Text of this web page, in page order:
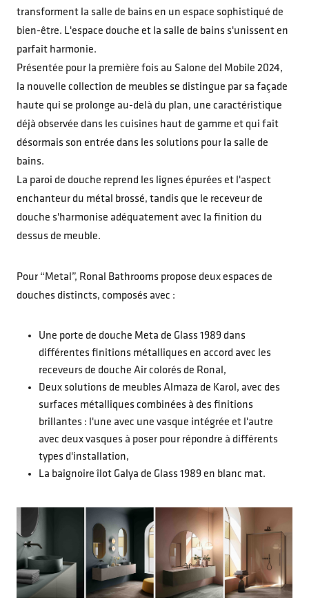
transforment la salle de bains en un espace sophistiqué de
bien-être. L'espace douche et la salle de bains s'unissent en
parfait harmonie.
Présentée pour la première fois au Salone del Mobile 2024,
la nouvelle collection de meubles se distingue par sa façade
haute qui se prolonge au-delà du plan, une caractéristique
déjà observée dans les cuisines haut de gamme et qui fait
désormais son entrée dans les solutions pour la salle de
bains.
La paroi de douche reprend les lignes épurées et l'aspect
enchanteur du métal brossé, tandis que le receveur de
douche s'harmonise adéquatement avec la finition du
dessus de meuble.
Pour “Metal”, Ronal Bathrooms propose deux espaces de
douches distincts, composés avec :
Une porte de douche Meta de Glass 1989 dans
différentes finitions métalliques en accord avec les
receveurs de douche Air colorés de Ronal,
Deux solutions de meubles Almaza de Karol, avec des
surfaces métalliques combinées à des finitions
brillantes : l'une avec une vasque intégrée et l'autre
avec deux vasques à poser pour répondre à différents
types d'installation,
La baignoire îlot Galya de Glass 1989 en blanc mat.